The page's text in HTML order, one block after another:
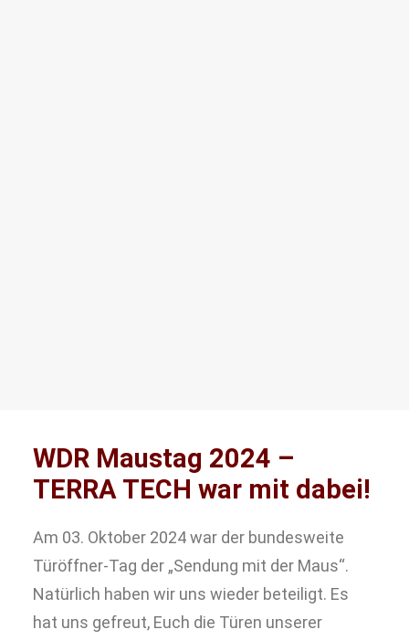
WDR Maustag 2024 –
TERRA TECH war mit dabei!
Am 03. Oktober 2024 war der bundesweite
Türöffner-Tag der „Sendung mit der Maus“.
Natürlich haben wir uns wieder beteiligt. Es
hat uns gefreut, Euch die Türen unserer